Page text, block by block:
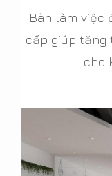
Bàn làm việc
cấp giúp tăng
cho